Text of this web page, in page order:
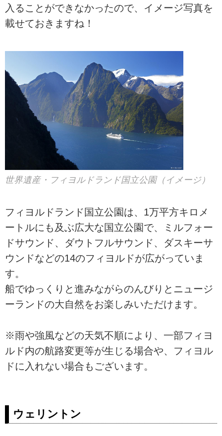
入ることができなかったので、イメージ写真を
載せておきますね！
世界遺産・フィヨルドランド国立公園（イメージ）
フィヨルドランド国立公園は、1万平方キロメ
ートルにも及ぶ広大な国立公園で、ミルフォー
ドサウンド、ダウトフルサウンド、ダスキーサ
ウンドなどの14のフィヨルドが広がっていま
す。
船でゆっくりと進みながらのんびりとニュージ
ーランドの大自然をお楽しみいただけます。
※雨や強風などの天気不順により、一部フィヨ
ルド内の航路変更等が生じる場合や、フィヨル
ドに入れない場合もございます。
ウェリントン